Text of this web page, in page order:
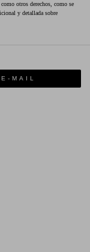
otros derechos, como se
y detallada sobre
E-MAIL